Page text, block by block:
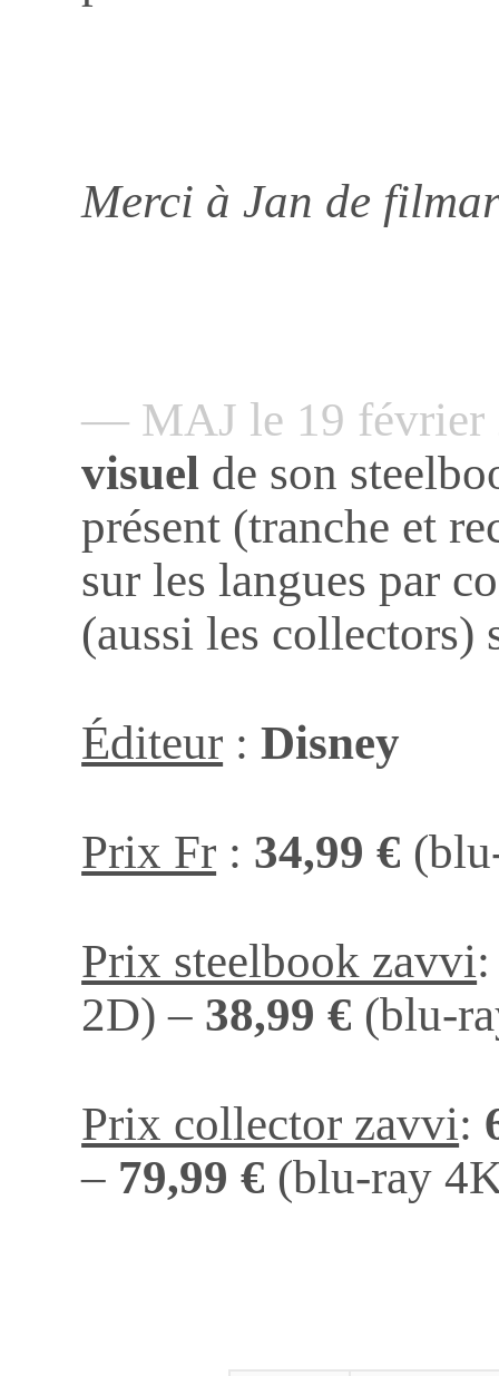
Merci à Jan de
— MAJ le 19
visuel de son
présent (tranche et
sur les langues par
(aussi les collectors)
Éditeur :Disney
Prix Fr : 34,99 €
Prix steelbook zavvi
2D) – 38,99 € (blu-
Prix collector zavvi:
– 79,99 € (blu-ray